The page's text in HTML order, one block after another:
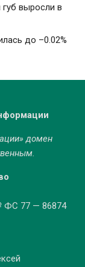
выросли в
до –0.02%
домен
ФС 77 — 86874